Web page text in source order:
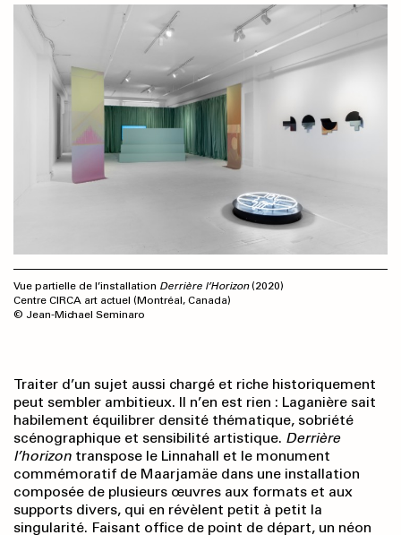
Vue partielle de l’installation Derrière l’Horizon(2020)
Centre CIRCA art actuel (Montréal, Canada)
© Jean-Michael Seminaro
Traiter d’un sujet aussi chargé et riche historiquement
peut sembler ambitieux. Il n’en est rien : Laganière sait
habilement équilibrer densité thématique, sobriété
scénographique et sensibilité artistique. Derrière
l’horizon transpose le Linnahall et le monument
commémoratif de Maarjamäe dans une installation
composée de plusieurs œuvres aux formats et aux
supports divers, qui en révèlent petit à petit la
singularité. Faisant office de point de départ, un néon